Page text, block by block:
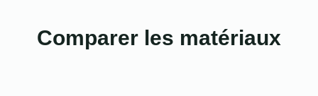
Comparer les matériaux